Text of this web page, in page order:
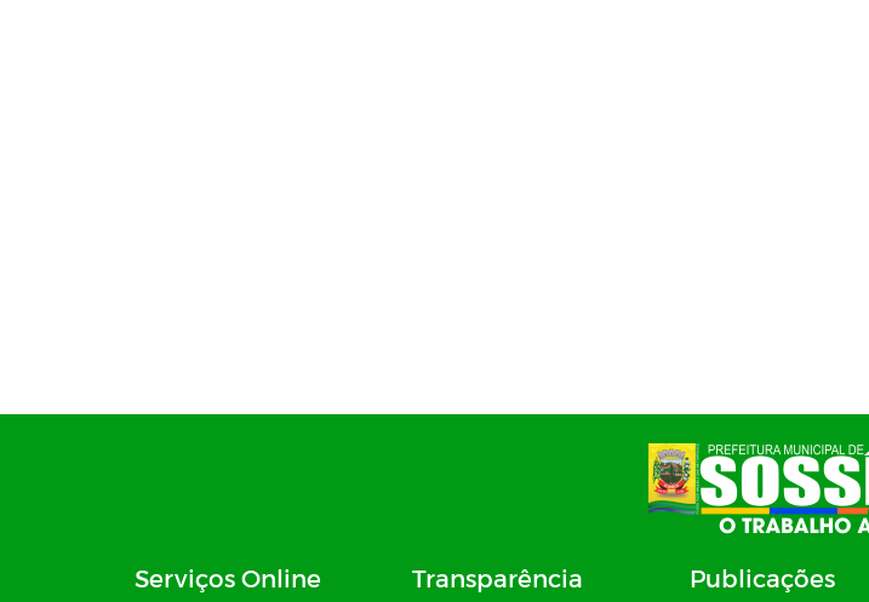
Serviços Online Transparência Publicações